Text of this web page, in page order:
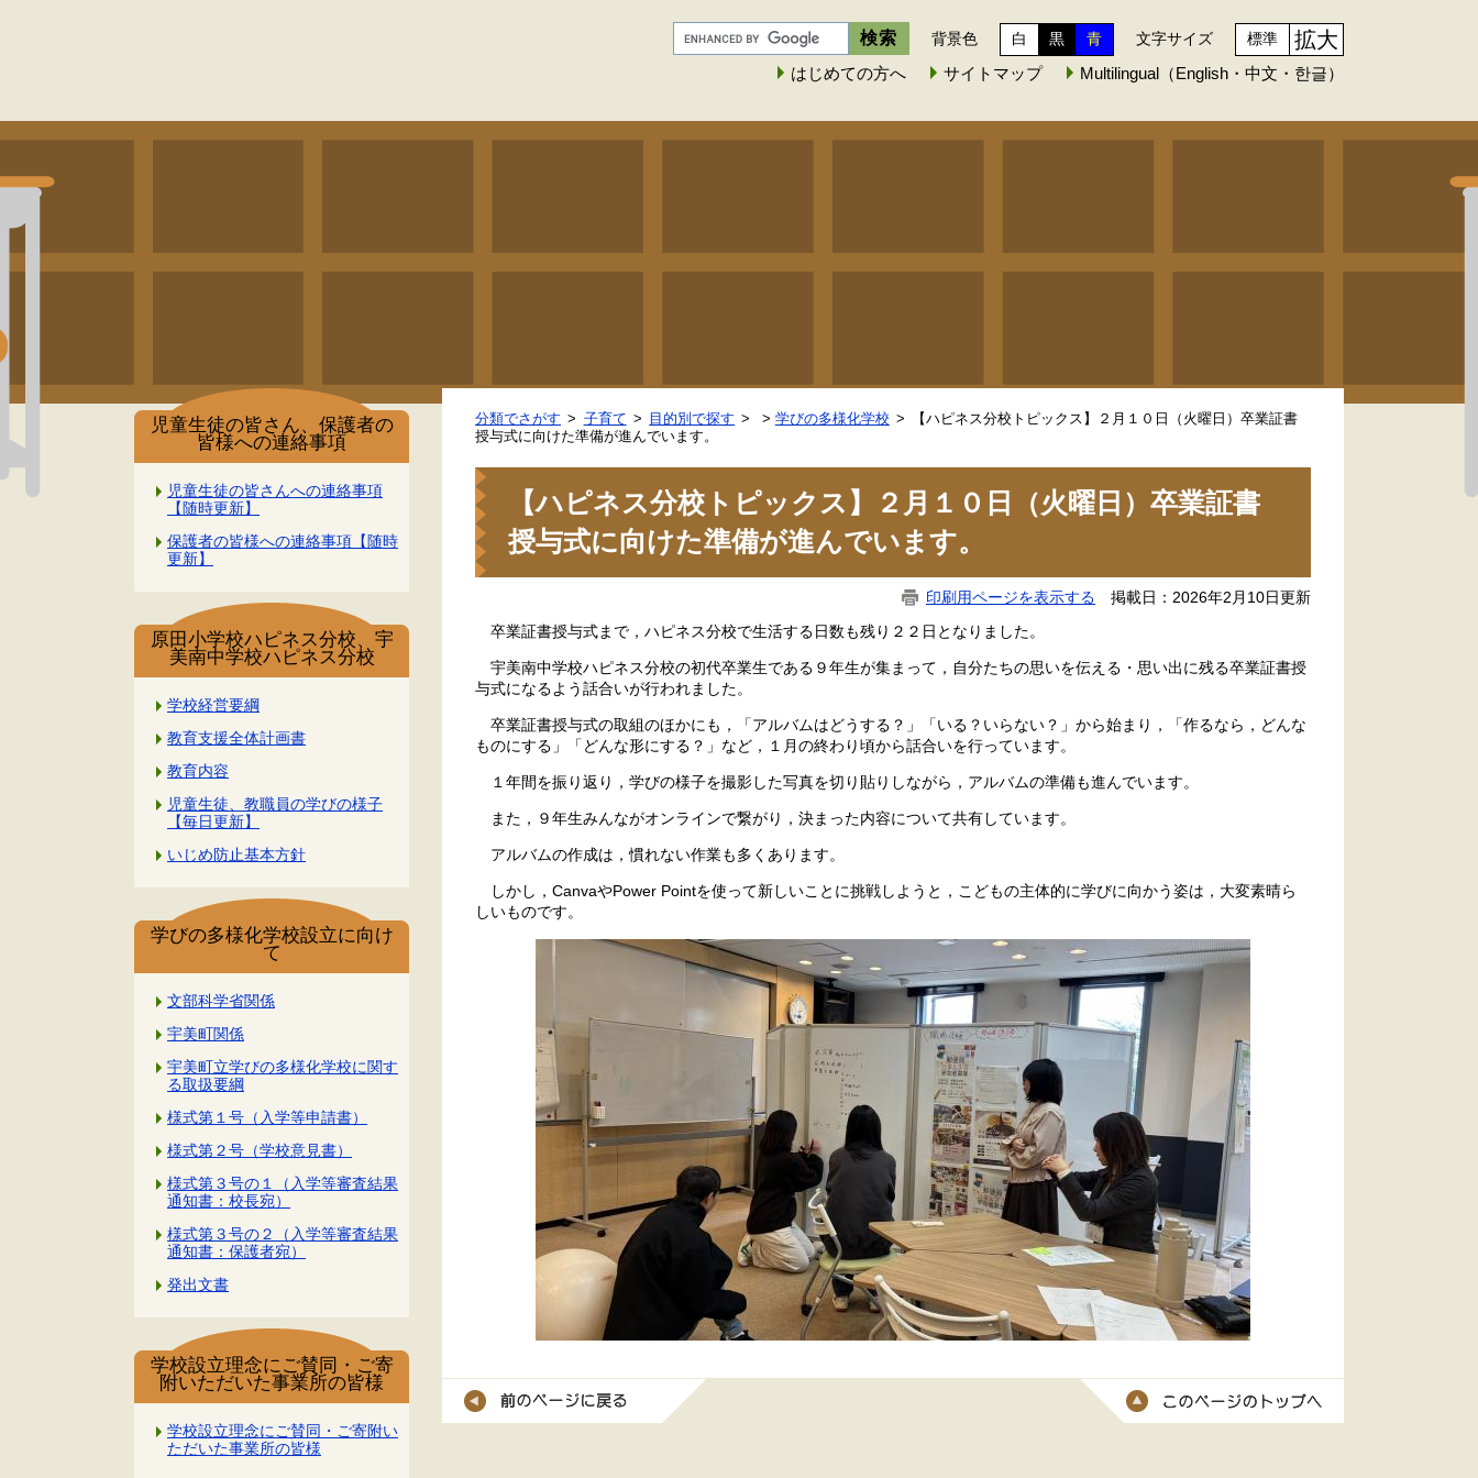
背景色 白 黒 青 文字サイズ 標準 拡大
はじめての方へ サイトマップ Multilingual（English・中文・한글）
児童生徒の皆さん、保護者の
皆様への連絡事項
児童生徒の皆さんへの連絡事項
【随時更新】
保護者の皆様への連絡事項【随時
更新】
原田小学校ハピネス分校、宇
美南中学校ハピネス分校
学校経営要綱
教育支援全体計画書
教育内容
児童生徒、教職員の学びの様子
【毎日更新】
いじめ防止基本方針
学びの多様化学校設立に向け
て
文部科学省関係
宇美町関係
宇美町立学びの多様化学校に関す
る取扱要綱
様式第１号（入学等申請書）
様式第２号（学校意見書）
様式第３号の１（入学等審査結果
通知書：校長宛）
様式第３号の２（入学等審査結果
通知書：保護者宛）
発出文書
学校設立理念にご賛同・ご寄
附いただいた事業所の皆様
学校設立理念にご賛同・ご寄附い
ただいた事業所の皆様
分類でさがす 子育て 目的別で探す > 学びの多様化学校
【ハピネス分校トピックス】２月１０日（火曜日）卒業証書
授与式に向けた準備が進んでいます。
【ハピネス分校トピックス】２月１０日（火曜日）卒業証書
授与式に向けた準備が進んでいます。
印刷用ページを表示する 掲載日：2026年2月10日更新
卒業証書授与式まで，ハピネス分校で生活する日数も残り２２日となりました。
宇美南中学校ハピネス分校の初代卒業生である９年生が集まって，自分たちの思いを伝える・思い出に残る卒業証書授
与式になるよう話合いが行われました。
卒業証書授与式の取組のほかにも，「アルバムはどうする？」「いる？いらない？」から始まり，「作るなら，どんな
ものにする」「どんな形にする？」など，１月の終わり頃から話合いを行っています。
１年間を振り返り，学びの様子を撮影した写真を切り貼りしながら，アルバムの準備も進んでいます。
また，９年生みんながオンラインで繋がり，決まった内容について共有しています。
アルバムの作成は，慣れない作業も多くあります。
しかし，CanvaやPower Pointを使って新しいことに挑戦しようと，こどもの主体的に学びに向かう姿は，大変素晴ら
しいものです。